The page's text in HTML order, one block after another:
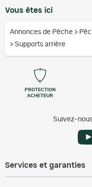
Vous êtes ici
Annonces de Pêche >
> Supports arrière
PROTECTION
ACHETEUR
Suivez-
Services et garanties